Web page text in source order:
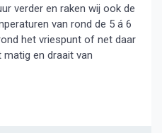
verder en raken wij ook de
van rond de 5 á 6
het vriespunt of net daar
en draait van